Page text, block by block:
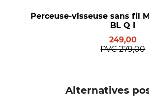
Perceuse-visseuse sans fil
BL Q I
249,00
PVC 279,00
Alternatives